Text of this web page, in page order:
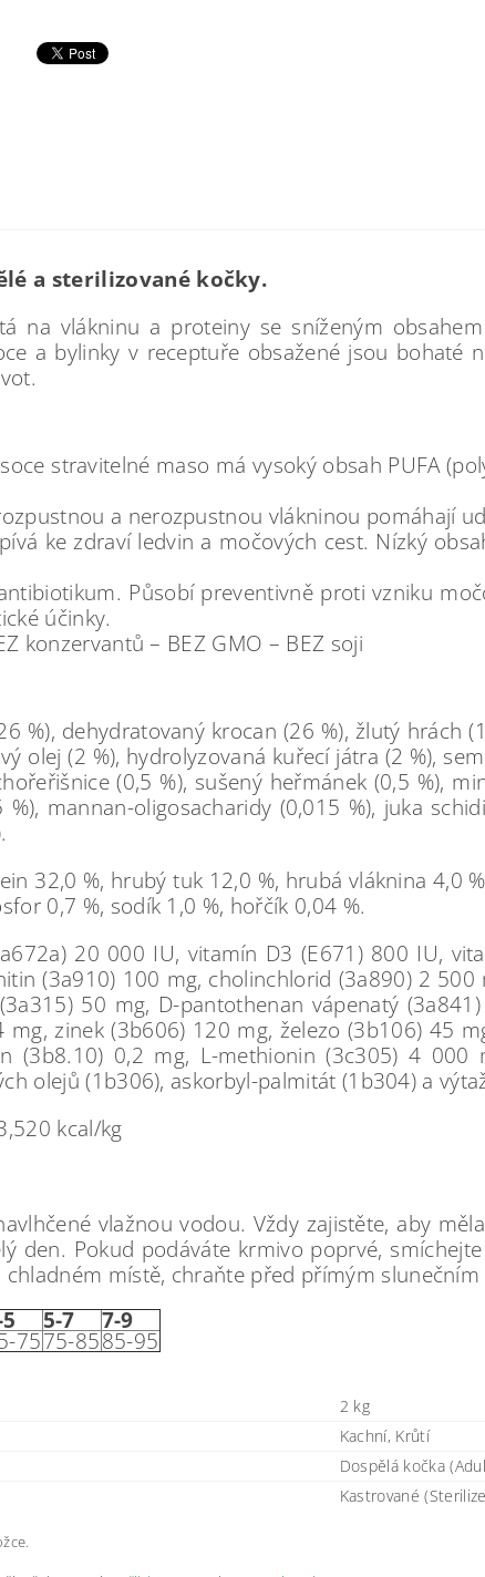
a sterilizované kočky.
na vlákninu a proteiny se sníženým
a bylinky v receptuře obsažené jsou bohaté
stravitelné maso má vysoký obsah PUFA
a nerozpustnou vlákninou pomáhají
ke zdraví ledvin a močových cest. Nízký
Působí preventivně proti vzniku
účinky.
konzervantů – BEZ GMO – BEZ soji
%), dehydratovaný krocan (26 %), žlutý hrách
olej (2 %), hydrolyzovaná kuřecí játra (2 %),
(0,5 %), sušený heřmánek (0,5 %),
mannan-oligosacharidy (0,015 %), juka
32,0 %, hrubý tuk 12,0 %, hrubá vláknina 4,0
0,7 %, sodík 1,0 %, hořčík 0,04 %.
20 000 IU, vitamín D3 (E671) 800 IU,
(3a910) 100 mg, cholinchlorid (3a890) 2
50 mg, D-pantothenan vápenatý
zinek (3b606) 120 mg, železo (3b106) 45
(3b8.10) 0,2 mg, L-methionin (3c305) 4 000
olejů (1b306), askorbyl-palmitát (1b304) a
kcal/kg
vlažnou vodou. Vždy zajistěte, aby
den. Pokud podáváte krmivo poprvé,
chladném místě, chraňte před přímým
5-7 7-9
7575-8585-95
2 kg
Kachní, Krůtí
Dospělá kočka
Kastrované